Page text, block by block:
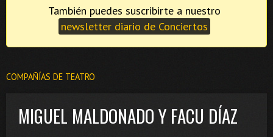
newsletter diario de Conciertos
COMPAÑÍAS DE TEATRO
MIGUEL MALDONADO Y FACU DÍAZ